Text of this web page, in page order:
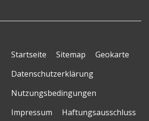
Startseite Sitemap
Geokarte
Datenschutzerklärung
Nutzungsbedingungen
Impressum
Haftungsausschluss